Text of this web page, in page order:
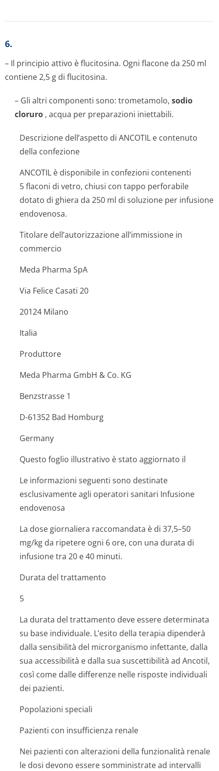
6.
– Il principio attivo è flucitosina. Ogni flacone da 250 ml
contiene 2,5 g di flucitosina.
– Gli altri componenti sono: trometamolo, sodio
cloruro , acqua per preparazioni iniettabili.
Descrizione dell’aspetto di ANCOTIL e contenuto
della confezione
ANCOTIL è disponibile in confezioni contenenti
5 flaconi di vetro, chiusi con tappo perforabile
dotato di ghiera da 250 ml di soluzione per infusione
endovenosa.
Titolare dell’autorizzazione all’immissione in
commercio
Meda Pharma SpA
Via Felice Casati 20
20124 Milano
Italia
Produttore
Meda Pharma GmbH & Co. KG
Benzstrasse 1
D-61352 Bad Homburg
Germany
Questo foglio illustrativo è stato aggiornato il
Le informazioni seguenti sono destinate
esclusivamente agli operatori sanitari Infusione
endovenosa
La dose giornaliera raccomandata è di 37,5–50
mg/kg da ripetere ogni 6 ore, con una durata di
infusione tra 20 e 40 minuti.
Durata del trattamento
5
La durata del trattamento deve essere determinata
su base individuale. L’esito della terapia dipenderà
dalla sensibilità del microrganismo infettante, dalla
sua accessibilità e dalla sua suscettibilità ad Ancotil,
così come dalle differenze nelle risposte individuali
dei pazienti.
Popolazioni speciali
Pazienti con insufficienza renale
Nei pazienti con alterazioni della funzionalità renale
le dosi devono essere somministrate ad intervalli